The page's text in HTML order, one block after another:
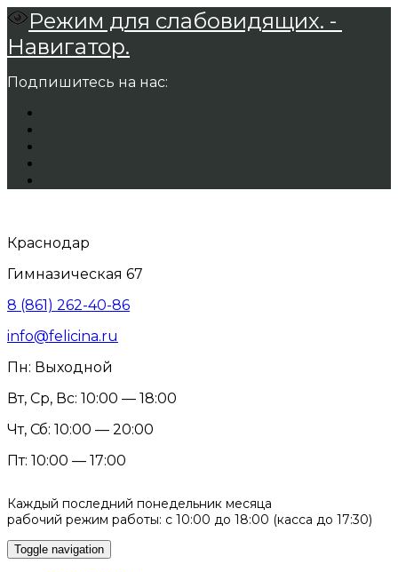
Режим для слабовидящих. -
Навигатор.
Подпишитесь на нас:
Краснодар
Гимназическая 67
8 (861) 262-40-86
info@felicina.ru
Пн: Выходной
Вт, Ср, Вс: 10:00 — 18:00
Чт, Сб: 10:00 — 20:00
Пт: 10:00 — 17:00
Каждый последний понедельник месяца
рабочий режим работы: с 10:00 до 18:00 (касса до 17:30)
Toggle navigation